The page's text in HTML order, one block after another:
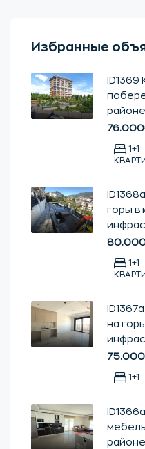
Избранные
ID1369
1+1
горы в
1+1
на
1+1